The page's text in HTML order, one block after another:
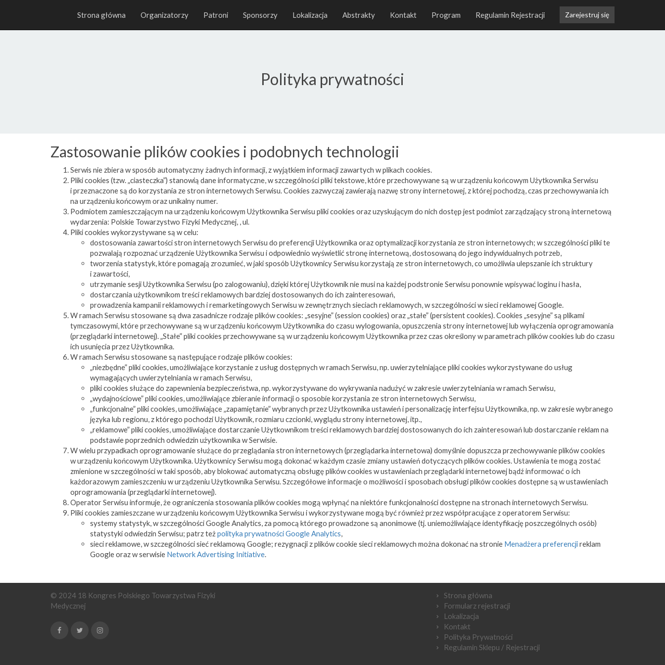
Strona główna Organizatorzy Patroni Sponsorzy Lokalizacja Abstrakty Kontakt Program Regulamin Rejestracji Zarejestruj się
Polityka prywatności
Zastosowanie plików cookies i podobnych technologii
Serwis nie zbiera w sposób automatyczny żadnych informacji, z wyjątkiem informacji zawartych w plikach cookies.
Pliki cookies (tzw. „ciasteczka”) stanowią dane informatyczne, w szczególności pliki tekstowe, które przechowywane są w urządzeniu końcowym Użytkownika Serwisu
i przeznaczone są do korzystania ze stron internetowych Serwisu. Cookies zazwyczaj zawierają nazwę strony internetowej, z której pochodzą, czas przechowywania ich
na urządzeniu końcowym oraz unikalny numer.
Podmiotem zamieszczającym na urządzeniu końcowym Użytkownika Serwisu pliki cookies oraz uzyskującym do nich dostęp jest podmiot zarządzający stroną internetową
wydarzenia: Polskie Towarzystwo Fizyki Medycznej, , ul.
Pliki cookies wykorzystywane są w celu:
dostosowania zawartości stron internetowych Serwisu do preferencji Użytkownika oraz optymalizacji korzystania ze stron internetowych; w szczególności pliki te
pozwalają rozpoznać urządzenie Użytkownika Serwisu i odpowiednio wyświetlić stronę internetową, dostosowaną do jego indywidualnych potrzeb,
tworzenia statystyk, które pomagają zrozumieć, w jaki sposób Użytkownicy Serwisu korzystają ze stron internetowych, co umożliwia ulepszanie ich struktury
i zawartości,
utrzymanie sesji Użytkownika Serwisu (po zalogowaniu), dzięki której Użytkownik nie musi na każdej podstronie Serwisu ponownie wpisywać loginu i hasła,
dostarczania użytkownikom treści reklamowych bardziej dostosowanych do ich zainteresowań,
prowadzenia kampanii reklamowych i remarketingowych Serwisu w zewnętrznych sieciach reklamowych, w szczególności w sieci reklamowej Google.
W ramach Serwisu stosowane są dwa zasadnicze rodzaje plików cookies: „sesyjne” (session cookies) oraz „stałe” (persistent cookies). Cookies „sesyjne” są plikami
tymczasowymi, które przechowywane są w urządzeniu końcowym Użytkownika do czasu wylogowania, opuszczenia strony internetowej lub wyłączenia oprogramowania
(przeglądarki internetowej). „Stałe” pliki cookies przechowywane są w urządzeniu końcowym Użytkownika przez czas określony w parametrach plików cookies lub do czasu
ich usunięcia przez Użytkownika.
W ramach Serwisu stosowane są następujące rodzaje plików cookies:
„niezbędne” pliki cookies, umożliwiające korzystanie z usług dostępnych w ramach Serwisu, np. uwierzytelniające pliki cookies wykorzystywane do usług
wymagających uwierzytelniania w ramach Serwisu,
pliki cookies służące do zapewnienia bezpieczeństwa, np. wykorzystywane do wykrywania nadużyć w zakresie uwierzytelniania w ramach Serwisu,
„wydajnościowe” pliki cookies, umożliwiające zbieranie informacji o sposobie korzystania ze stron internetowych Serwisu,
„funkcjonalne” pliki cookies, umożliwiające „zapamiętanie” wybranych przez Użytkownika ustawień i personalizację interfejsu Użytkownika, np. w zakresie wybranego
języka lub regionu, z którego pochodzi Użytkownik, rozmiaru czcionki, wyglądu strony internetowej, itp.,
„reklamowe” pliki cookies, umożliwiające dostarczanie Użytkownikom treści reklamowych bardziej dostosowanych do ich zainteresowań lub dostarczanie reklam na
podstawie poprzednich odwiedzin użytkownika w Serwisie.
W wielu przypadkach oprogramowanie służące do przeglądania stron internetowych (przeglądarka internetowa) domyślnie dopuszcza przechowywanie plików cookies
w urządzeniu końcowym Użytkownika. Użytkownicy Serwisu mogą dokonać w każdym czasie zmiany ustawień dotyczących plików cookies. Ustawienia te mogą zostać
zmienione w szczególności w taki sposób, aby blokować automatyczną obsługę plików cookies w ustawieniach przeglądarki internetowej bądź informować o ich
każdorazowym zamieszczeniu w urządzeniu Użytkownika Serwisu. Szczegółowe informacje o możliwości i sposobach obsługi plików cookies dostępne są w ustawieniach
oprogramowania (przeglądarki internetowej).
Operator Serwisu informuje, że ograniczenia stosowania plików cookies mogą wpłynąć na niektóre funkcjonalności dostępne na stronach internetowych Serwisu.
Pliki cookies zamieszczane w urządzeniu końcowym Użytkownika Serwisu i wykorzystywane mogą być również przez współpracujące z operatorem Serwisu:
systemy statystyk, w szczególności Google Analytics, za pomocą którego prowadzone są anonimowe (tj. uniemożliwiające identyfikację poszczególnych osób)
statystyki odwiedzin Serwisu; patrz teżpolityka prywatności Google Analytics,
sieci reklamowe, w szczególności sieć reklamową Google; rezygnacji z plików cookie sieci reklamowych można dokonać na stronie Menadżera preferencjireklam
Google oraz w serwisie Network Advertising Initiative.
© 2024 18 Kongres Polskiego Towarzystwa Fizyki
Medycznej
Strona główna
Formularz rejestracji
Lokalizacja
Kontakt
Polityka Prywatności
Regulamin Sklepu / Rejestracji